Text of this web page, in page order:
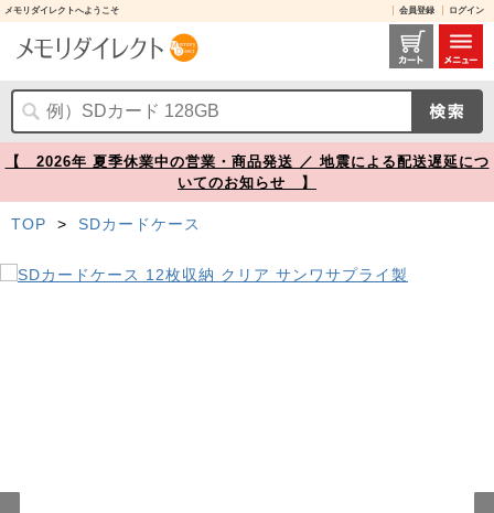
メモリダイレクトへようこそ 会員登録 ログイン
SDカードケース 12枚収納 クリア サンワサプライ製【メモリダイレクト】
【 2026年 夏季休業中の営業・商品発送 ／ 地震による配送遅延につ
いてのお知らせ 】
TOP > SDカードケース
Prev